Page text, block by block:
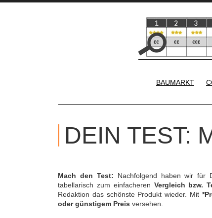
BAUMARKT
DEIN TEST:
Mach den Test: Nachfolgend haben wir für
tabellarisch zum einfacheren Vergleich bzw.
Redaktion das schönste Produkt wieder. Mit
oder günstigem Preis versehen.